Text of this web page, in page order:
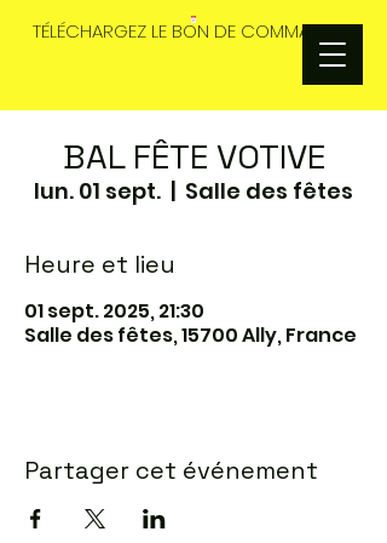
TÉLÉCHARGEZ LE BON DE COMMANDES
BAL FÊTE VOTIVE
lun. 01 sept.
  |
Salle des fêtes
Heure et lieu
01 sept. 2025, 21:30
Salle des fêtes, 15700 Ally, France
Partager cet événement